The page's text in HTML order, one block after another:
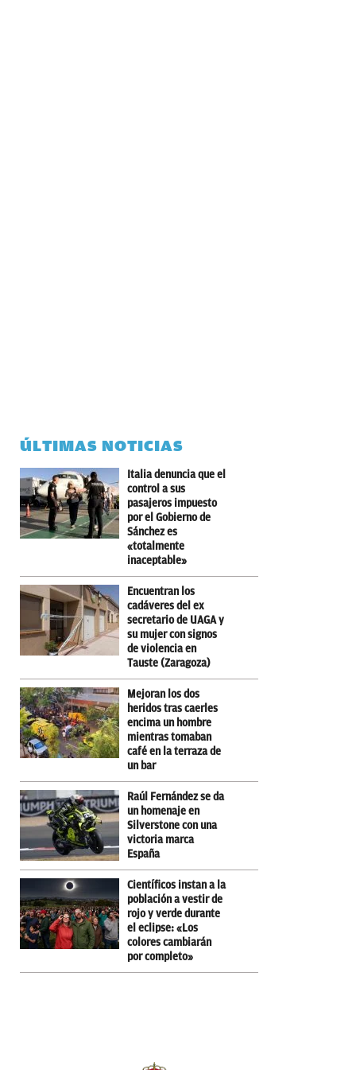
ÚLTIMAS NOTICIAS
Italia denuncia que el
control a sus
pasajeros impuesto
por el Gobierno de
Sánchez es
«totalmente
inaceptable»
Encuentran los
cadáveres del ex
secretario de UAGA y
su mujer con signos
de violencia en
Tauste (Zaragoza)
Mejoran los dos
heridos tras caerles
encima un hombre
mientras tomaban
café en la terraza de
un bar
Raúl Fernández se da
un homenaje en
Silverstone con una
victoria marca
España
Científicos instan a la
población a vestir de
rojo y verde durante
el eclipse: «Los
colores cambiarán
por completo»